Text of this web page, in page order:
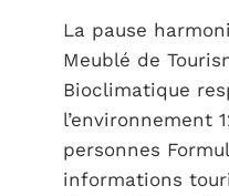
La pause
Meublé de
Bioclimatique
l’environnement
personnes
informations